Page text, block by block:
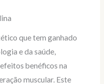
que tem ganhado
e da saúde,
benéficos na
muscular. Este